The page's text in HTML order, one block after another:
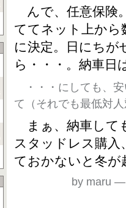
んで、任意保険
ててネット上から
に決定。日にちが
ら・・・。納車日
・・・にしても、安
て（それでも最低対
まぁ、納車して
スタッドレス購入
ておかないと冬が
by maru